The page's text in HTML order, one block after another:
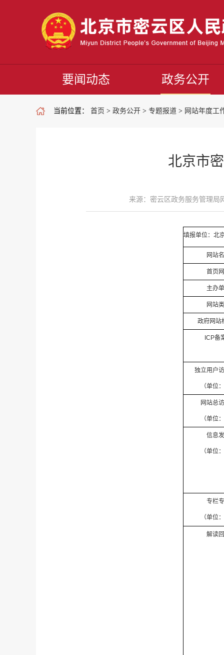
要闻动态 政务公开
当前位置： 首页 > 政务公开 > 专题报道 > 网站年度工
北京市
来源：密云区政务服务管理局
填报单位：北
网站
首页
主办
网站
政府网站
ICP备
独立用户
（单位
网站总
（单位
信息
（单位
专栏
（单位
解读